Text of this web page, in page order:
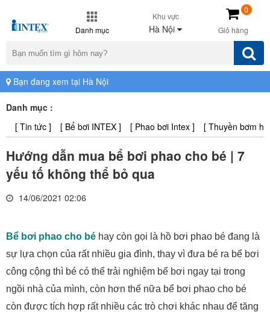
Danh mục
Khu vực
Hà Nội Giỏ hàng
0
Bạn đang xem tại Hà Nội
Danh mục :
[ Tin tức ]
[ Bể bơi INTEX ] [ Phao bơi Intex ] [ Thuyền bơm
Hướng dẫn mua bể bơi phao cho bé | 7
yếu tố không thể bỏ qua
14/06/2021 02:06
Bể bơi phao cho bé hay còn gọi là hồ bơi phao bé đang là
sự lựa chọn của rất nhiều gia đình, thay vì đưa bé ra bể bơi
công cộng thì bé có thể trải nghiệm bể bơi ngay tại trong
ngồi nhà của mình, còn hơn thế nữa bể bơi phao cho bé
còn được tích hợp rất nhiều các trò chơi khác nhau để tăng